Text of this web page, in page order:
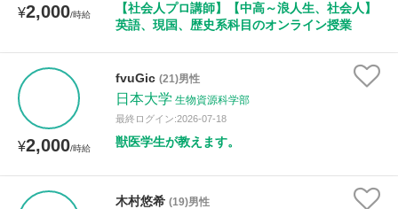
¥2,000/時給
【社会人プロ講師】【中高～浪人生、社会人】
英語、現国、歴史系科目のオンライン授業
¥2,000/時給
fvuGic (21)男性
日本大学 生物資源科学部
最終ログイン:2026-07-18
獣医学生が教えます。
木村悠希 (19)男性